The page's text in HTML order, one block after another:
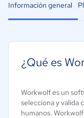
Información general
¿Qué es
Workwolf es un
selecciona y valida
humanos.